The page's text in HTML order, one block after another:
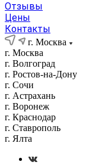
Отзывы
Цены
Контакты
г. Москва
г. Москва
г. Волгоград
г. Ростов-на-Дону
г. Сочи
г. Астрахань
г. Воронеж
г. Краснодар
г. Ставрополь
г. Ялта